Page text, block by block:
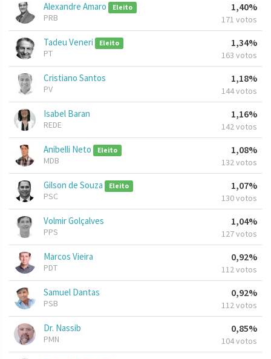
Alexandre Amaro Eleito
PRB
1,40%
171 votos
Tadeu Veneri Eleito
PT
1,34%
163 votos
Cristiano Santos
PV
1,18%
144 votos
Isabel Baran
REDE
1,16%
142 votos
Anibelli Neto Eleito
MDB
1,08%
132 votos
Gilson de Souza Eleito
PSC
1,07%
130 votos
Volmir Golçalves
PPS
1,04%
127 votos
Marcos Vieira
PDT
0,92%
112 votos
Samuel Dantas
PSB
0,92%
112 votos
Dr. Nassib
PMN
0,85%
104 votos